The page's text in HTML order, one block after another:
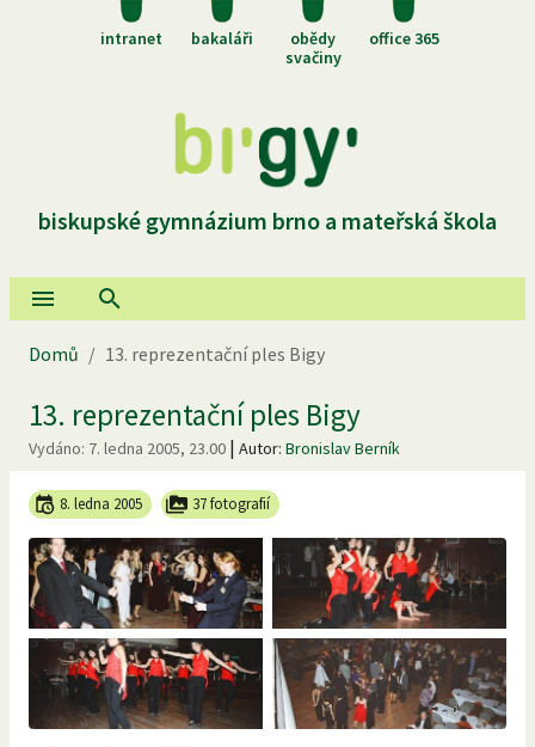
intranet bakaláři
obědy
svačiny
office 365
biskupské gymnázium brno a mateřská škola
Domů / 13. reprezentační ples Bigy
13. reprezentační ples Bigy
Vydáno: 7. ledna 2005, 23.00 | Autor: Bronislav Berník
8. ledna 2005 37 fotografií